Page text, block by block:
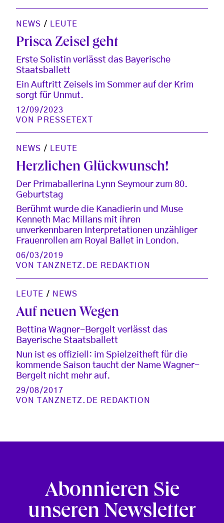
NEWS / LEUTE
Prisca Zeisel geht
Erste Solistin verlässt das Bayerische
Staatsballett
Ein Auftritt Zeisels im Sommer auf der Krim
sorgt für Unmut.
12/09/2023
VON
PRESSETEXT
NEWS / LEUTE
Herzlichen Glückwunsch!
Der Primaballerina Lynn Seymour zum 80.
Geburtstag
Berühmt wurde die Kanadierin und Muse
Kenneth Mac Millans mit ihren
unverkennbaren Interpretationen unzähliger
Frauenrollen am Royal Ballet in London.
06/03/2019
VON
TANZNETZ.DE REDAKTION
LEUTE / NEWS
Auf neuen Wegen
Bettina Wagner-Bergelt verlässt das
Bayerische Staatsballett
Nun ist es offiziell: im Spielzeitheft für die
kommende Saison taucht der Name Wagner-
Bergelt nicht mehr auf.
29/08/2017
VON
TANZNETZ.DE REDAKTION
Abonnieren Sie
unseren Newsletter